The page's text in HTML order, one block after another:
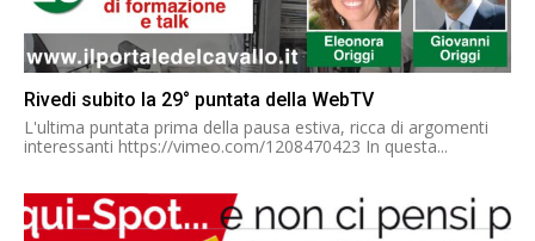
Rivedi subito la 29° puntata della WebTV
L'ultima puntata prima della pausa estiva, ricca di argomenti
interessanti https://vimeo.com/1208470423 In questa...